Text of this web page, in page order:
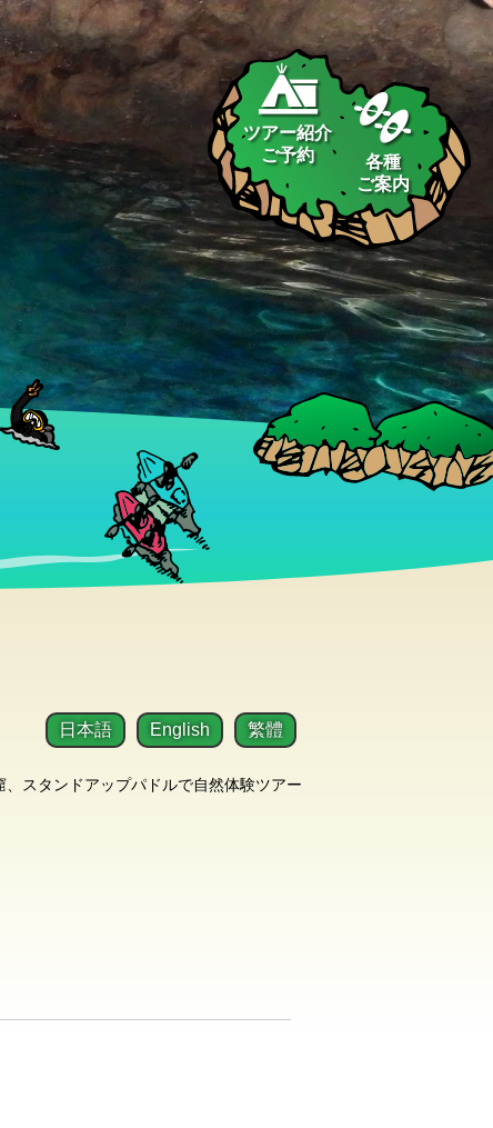
ツアー紹介
ご予約
各種
ご案内
スタンドアップパドルで自然体験ツアー
日本語 English 繁體